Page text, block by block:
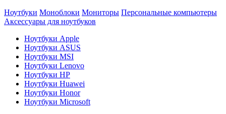
Ноутбуки Моноблоки Мониторы Персональные компьютеры
Аксессуары для ноутбуков
Ноутбуки Apple
Ноутбуки ASUS
Ноутбуки MSI
Ноутбуки Lenovo
Ноутбуки HP
Ноутбуки Huawei
Ноутбуки Honor
Ноутбуки Microsoft